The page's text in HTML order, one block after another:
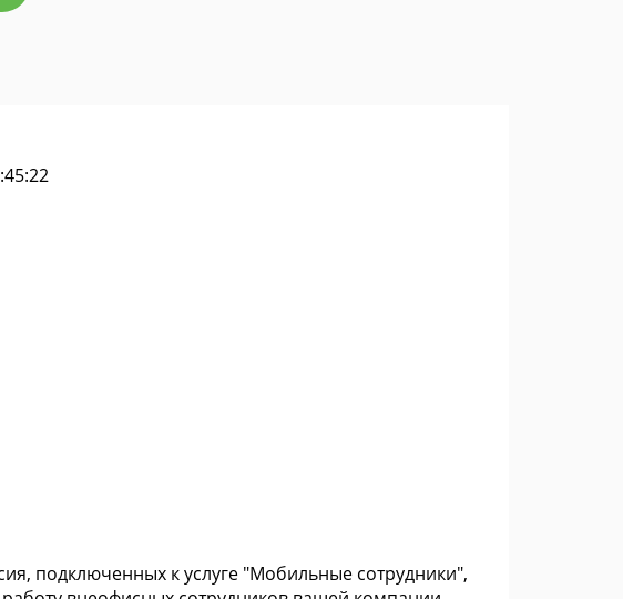
подключенных к услуге "Мобильные сотрудники",